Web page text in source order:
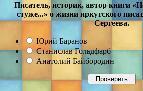
Писатель, историк, автор книги
стуже...» о жизни иркутского
Сергеева.
Юрий Баранов
Станислав Гольдфарб
Анатолий Байбородин